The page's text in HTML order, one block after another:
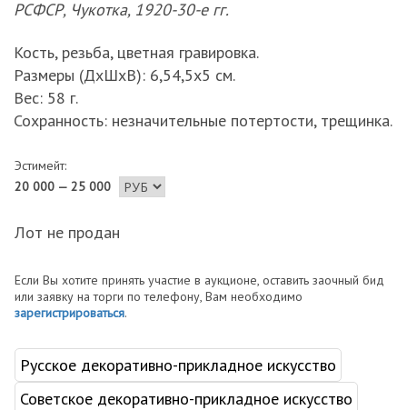
РСФСР, Чукотка, 1920-30-е гг.
Кость, резьба, цветная гравировка.
Размеры (ДхШхВ): 6,54,5х5 см.
Вес: 58 г.
Сохранность: незначительные потертости, трещинка.
Эстимейт:
20 000 — 25 000
Лот не продан
Если Вы хотите принять участие в аукционе, оставить заочный бид
или заявку на торги по телефону, Вам необходимо
зарегистрироваться.
Русское декоративно-прикладное искусство
Советское декоративно-прикладное искусство